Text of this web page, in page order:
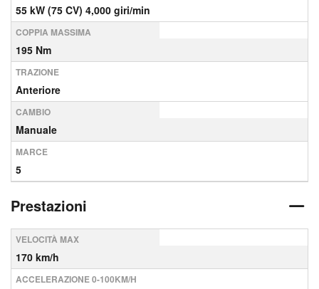
55 kW (75 CV) 4,000 giri/min
COPPIA MASSIMA
195 Nm
TRAZIONE
Anteriore
CAMBIO
Manuale
MARCE
5
Prestazioni
VELOCITÀ MAX
170 km/h
ACCELERAZIONE 0-100KM/H